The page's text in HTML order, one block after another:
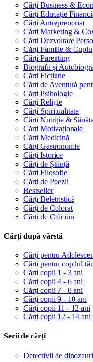
Cărți Business &
Cărți Educație
Cărți Antreprenoriat
Cărți Marketing &
Cărți Dezvoltare
Cărți Familie & Cuplu
Cărți Parenting
Biografii și
Cărți Ficțiune
Cărți de Aventură
Cărți Psihologie
Cărți Religie
Cărți Spiritualitate
Cărți Nutriție &
Cărți Motivaționale
Cărți Medicină
Cărți Gastronomie
Cărți Istorice
Cărți de Știință
Cărți Filosofie
Cărți de Poezii
Bestseller
Cărți Beletristică
Cărți de Colorat
Cărți de Crăciun
Cărți după vârstă
Cărți pentru
Cărți pentru copilul tău
Cărți copii 1 - 3 ani
Cărți copii 4 - 6 ani
Cărți copii 7 - 8 ani
Cărți copii 9 - 10 ani
Cărți copii 11 - 12 ani
Cărți copii 12 - 14 ani
Serii de cărți
Detectivii de dinozauri